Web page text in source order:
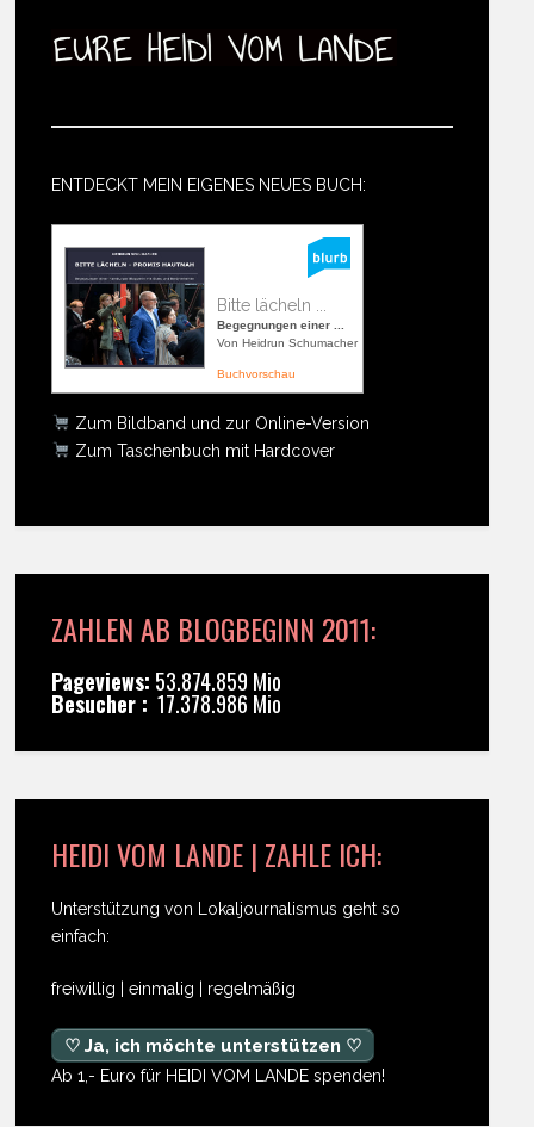
ENTDECKT MEIN EIGENES NEUES BUCH:
Bitte lächeln ...
Begegnungen einer ...
Von Heidrun Schumacher
Buchvorschau
Zum Bildband und zur Online-Version
Zum Taschenbuch mit Hardcover
ZAHLEN AB BLOGBEGINN 2011:
Pageviews: 53.874.859 Mio
Besucher : 17.378.986 Mio
HEIDI VOM LANDE | ZAHLE ICH:
Unterstützung von Lokaljournalismus geht so
einfach:
freiwillig | einmalig | regelmäßig
♡ Ja, ich möchte unterstützen ♡
Ab 1,- Euro für HEIDI VOM LANDE spenden!